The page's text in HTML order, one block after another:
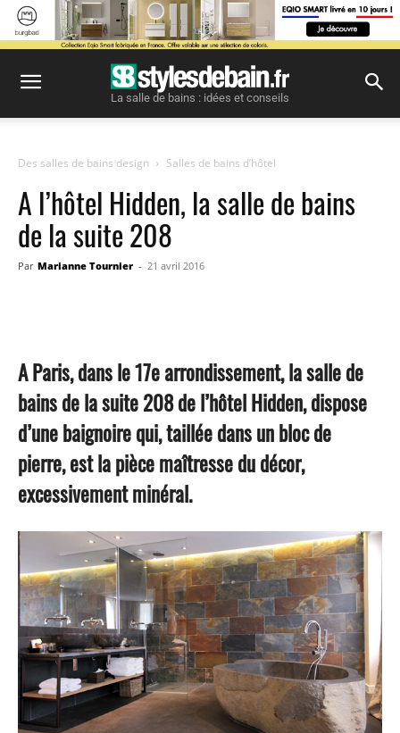
La salle de bains : idées et conseils
Des salles de bains design Salles de bains d’hôtel
A l’hôtel Hidden, la salle de bains
de la suite 208
Par Marianne Tournier - 21 avril 2016
A Paris, dans le 17e arrondissement, la salle de
bains de la suite 208 de l’hôtel Hidden, dispose
d’une baignoire qui, taillée dans un bloc de
pierre, est la pièce maîtresse du décor,
excessivement minéral.